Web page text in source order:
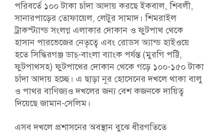
পরিবর্তে ১০০ টাকা চাঁদা আদায় করছে ইকবাল, শিবলী,
সানারপাড়ের তোফায়েল, লেটুর সামাদ। শিমরাইল
ট্রাকস্ট্যান্ড সংলগ্ন এলাকার দোকান ও ফুটপাথ থেকে
হাসান পারভেজের নেতৃত্বে এবং রোডস অ্যান্ড হাইওয়ে
হতে সিদ্ধিরগঞ্জ ডাচ্-বাংলা ব্যাংক পর্যন্ত (মুরগি পট্টি,
ফুটপাথসহ) ফুটপাথের দোকান থেকে গড়ে ১০০-১৫০ টাকা
চাঁদা আদায় হচ্ছে। এ ছাড়া নূর হোসেনের দখলে থাকা বালু
ও পাথর বাণিজ্যও দখলের জন্য বেশ কজনকে দায়িত্ব
দিয়েছে জামান-সেলিম।
এসব দখলে প্রশাসনের অবস্থান বুঝে ধীরগতিতে